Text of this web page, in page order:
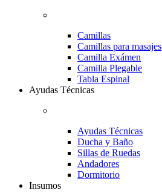
Camillas
Camillas para masajes
Camilla Exámen
Camilla Plegable
Tabla Espinal
Ayudas Técnicas
Ayudas Técnicas
Ducha y Baño
Sillas de Ruedas
Andadores
Dormitorio
Insumos